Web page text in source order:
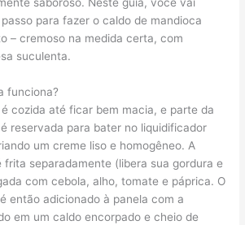
saboroso. Neste guia, você vai
para fazer o caldo de mandioca
– cremoso na medida certa, com
suculenta.
funciona?
cozida até ficar bem macia, e parte da
reservada para bater no liquidificador
um creme liso e homogêneo. A
frita separadamente (libera sua gordura e
com cebola, alho, tomate e páprica. O
então adicionado à panela com a
em um caldo encorpado e cheio de